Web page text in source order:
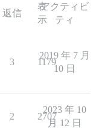
返信
表
示
アクティビ
ティ
3 1179
2019 年 7 月
10 日
2 2707
2023 年 10
月 12 日